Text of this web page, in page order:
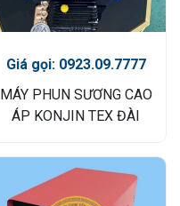
Giá gọi: 0923.09.7777
MÁY PHUN SƯƠNG CAO
ÁP KONJIN TEX ĐÀI